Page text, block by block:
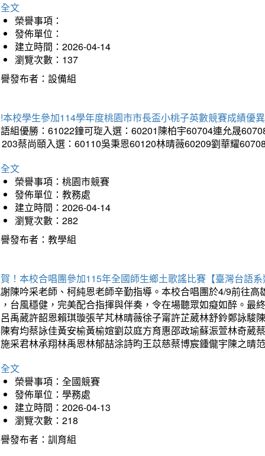
文
榮譽事項：
發佈單位：
建立時間：2026-04-14
瀏覽次數：137
發布者：設備組
本校學生參加114學年度桃園市市長盃小桃子英數競賽成績優
組優勝：61022鐘可琁入選：60201陳柏宇60704連允晟
蔡尚頤入選：60110吳秉恩60120林晴薇60209劉華耀
文
榮譽事項：桃園市競賽
發佈單位：教務處
建立時間：2026-04-14
瀏覽次數：282
發布者：教學組
！本校合唱團參加115年全國師生鄉土歌謠比賽【臺灣台語
陳吟采老師、柯純恩老師辛勤指導。本校合唱團於4/9前往
台風穩健，完美配合指揮與伴奏，令在場聽眾如癡如醉。最
禹葳許韶恩賴琪璇張芊芃林晴薇徐子甯許芷葳林舒鈴鄭詠駿
宥均蔡詠佳黃安榆黃榆媗劉苡庭方育惠邵政瑜蘇浱萱林奇葳
采君林承翔林禹恩林郁喆涂詩昀王苡慈蔡博宸鍾儱宇陳之晴
文
榮譽事項：全國競賽
發佈單位：學務處
建立時間：2026-04-13
瀏覽次數：218
發布者：訓育組